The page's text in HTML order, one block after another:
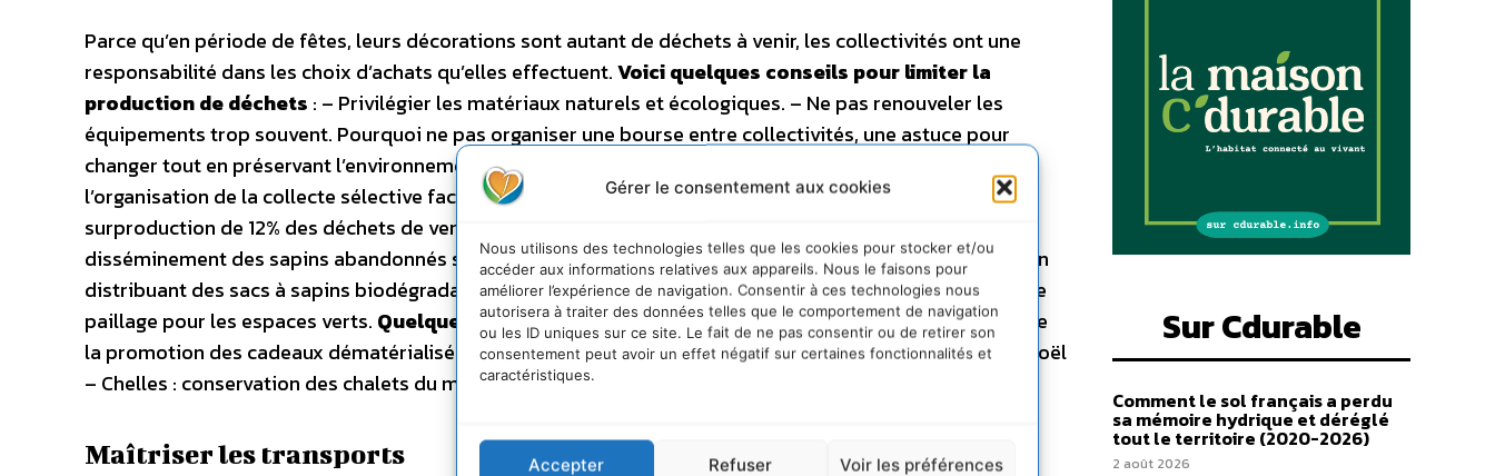
Gérer le consentement aux cookies
Nous utilisons des technologies telles que les cookies pour stocker et/ou
accéder aux informations relatives aux appareils. Nous le faisons pour
améliorer l’expérience de navigation. Consentir à ces technologies nous
autorisera à traiter des données telles que le comportement de navigation
ou les ID uniques sur ce site. Le fait de ne pas consentir ou de retirer son
consentement peut avoir un effet négatif sur certaines fonctionnalités et
caractéristiques.
Accepter Refuser Voir les préférences
Parce qu’en période de fêtes, leurs décorations sont autant de déchets à venir, les collectivités ont une
responsabilité dans les choix d’achats qu’elles effectuent.Voici quelques conseils pour limiter la
production de déchets : – Privilégier les matériaux naturels et écologiques. – Ne pas renouveler les
équipements trop souvent. Pourquoi ne pas organiser une bourse entre collectivités, une astuce pour
changer tout en préservant l’environnement ? – Acheter des produits éco-labellisés. Etre vigilant dans
l’organisation de la collecte sélective facilite le recyclage en cette période de Noël qui engendre une
surproduction de 12% des déchets de verre. En anticipant, il est aussi possible d’échapper au
disséminement des sapins abandonnés sur les trottoirs en organisant une collecte sélective ou encore en
distribuant des sacs à sapins biodégradables. Ceux-ci peuvent ensuite être compostés et utilisés comme
paillage pour les espaces verts. Quelques exemples à suivre: – Annecy : une campagne radio pour faire
la promotion des cadeaux dématérialisés – Kaysersberg : utilisation de verres consignés au marché de Noël
– Chelles : conservation des chalets du marché de Noël remis en état d’une année sur l’autre
Maîtriser les transports
Sur Cdurable
Comment le sol français a perdu
sa mémoire hydrique et déréglé
tout le territoire (2020-2026)
2 août 2026